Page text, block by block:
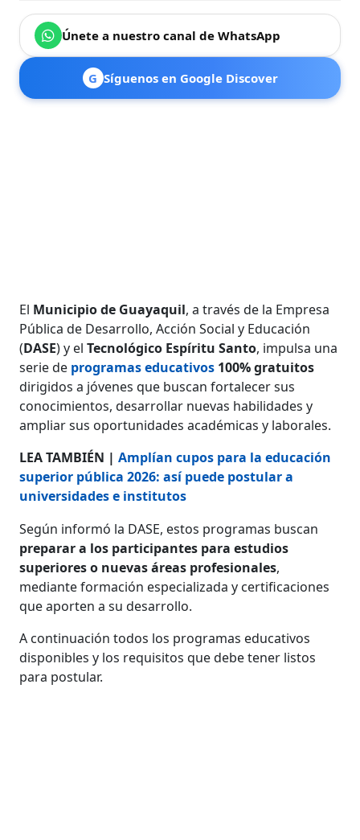
Únete a nuestro canal de WhatsApp
G Síguenos en Google Discover
El Municipio de Guayaquil, a través de la Empresa
Pública de Desarrollo, Acción Social y Educación
(DASE) y elTecnológico Espíritu Santo, impulsa una
serie de programas educativos 100% gratuitos
dirigidos a jóvenes que buscan fortalecer sus
conocimientos, desarrollar nuevas habilidades y
ampliar sus oportunidades académicas y laborales.
LEA TAMBIÉN |Amplían cupos para la educación
superior pública 2026: así puede postular a
universidades e institutos
Según informó la DASE, estos programas buscan
preparar a los participantes para estudios
superiores o nuevas áreas profesionales,
mediante formación especializada y certificaciones
que aporten a su desarrollo.
A continuación todos los programas educativos
disponibles y los requisitos que debe tener listos
para postular.